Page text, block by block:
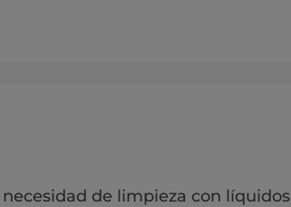
necesidad de limpieza con líquidos